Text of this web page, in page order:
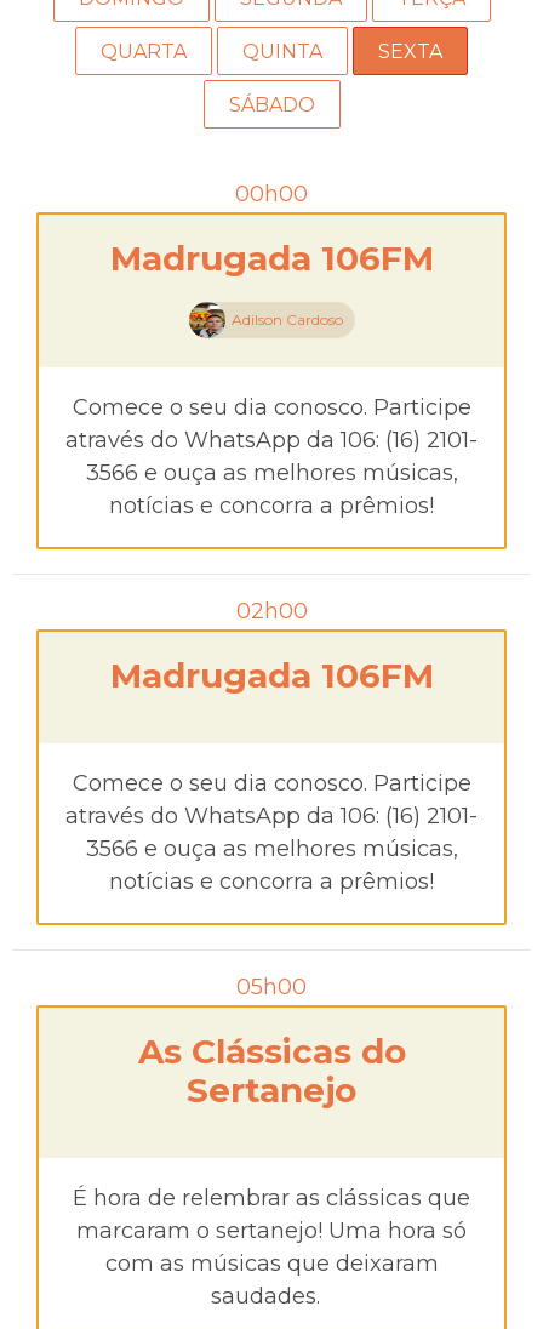
QUARTA QUINTA SEXTA
SÁBADO
00h00
Madrugada 106FM
Adilson Cardoso
Comece o seu dia conosco. Participe
através do WhatsApp da 106: (16) 2101-
3566 e ouça as melhores músicas,
notícias e concorra a prêmios!
02h00
Madrugada 106FM
Comece o seu dia conosco. Participe
através do WhatsApp da 106: (16) 2101-
3566 e ouça as melhores músicas,
notícias e concorra a prêmios!
05h00
As Clássicas do
Sertanejo
É hora de relembrar as clássicas que
marcaram o sertanejo! Uma hora só
com as músicas que deixaram
saudades.